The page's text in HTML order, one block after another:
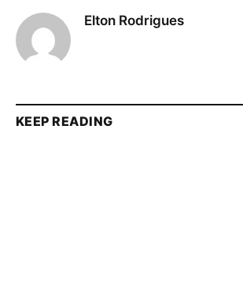
Elton Rodrigues
KEEP READING